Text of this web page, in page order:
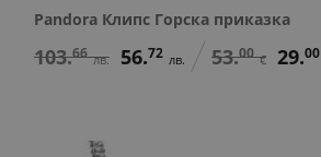
Pandora Клипс Горска приказка
103.66 лв. 56.72 лв. 53.00 € 29.00